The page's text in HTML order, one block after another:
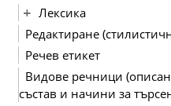
Лексика
Редактиране
Речев етикет
Видове речници
състав и начини за